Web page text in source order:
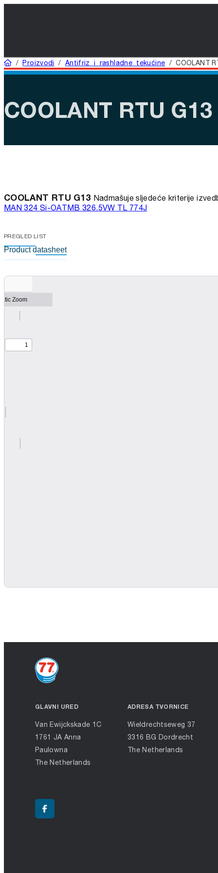
Home
/Proizvodi / Antifriz i rashladne tekućine /COOLANT
COOLANT RTU G13
COOLANT RTU G13 Nadmašuje sljedeće kriterije
MAN 324 Si-OATMB 326.5VW TL 774J
PREGLED LIST
Product datasheet
GLAVNI URED
Van Ewijckskade 1C
1761 JA Anna
Paulowna
The Netherlands
ADRESA TVORNICE
Wieldrechtseweg 37
3316 BG Dordrecht
The Netherlands